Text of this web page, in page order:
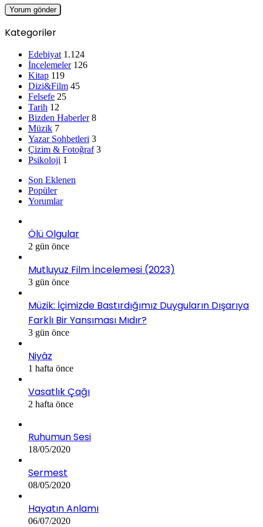
Kategoriler
Edebiyat 1.124
İncelemeler 126
Kitap 119
Dizi&Film 45
Felsefe 25
Tarih 12
Bizden Haberler 8
Müzik 7
Yazar Sohbetleri 3
Çizim & Fotoğraf 3
Psikoloji 1
Son Eklenen
Popüler
Yorumlar
Ölü Olgular
2 gün önce
Mutluyuz Film İncelemesi (2023)
3 gün önce
Müzik: İçimizde Bastırdığımız Duyguların Dışarıya
Farklı Bir Yansıması Mıdır?
3 gün önce
Niyâz
1 hafta önce
Vasatlık Çağı
2 hafta önce
Ruhumun Sesi
18/05/2020
Sermest
08/05/2020
Hayatın Anlamı
06/07/2020